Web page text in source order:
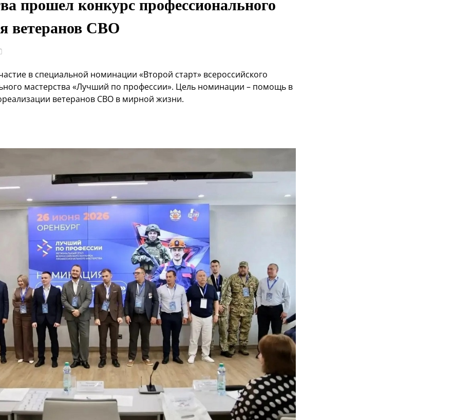
ветеранов СВО
в специальной номинации «Второй старт» всероссийского
мастерства «Лучший по профессии». Цель номинации – помощь в
ветеранов СВО в мирной жизни.